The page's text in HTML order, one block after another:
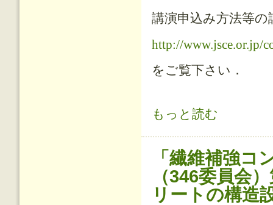
講演申込み方法等の
http://www.jsce.or.jp/
をご覧下さい．
2018年版 コンクリート標準示方書
もっと読む
「繊維補強コ
（346委員会
リートの構造